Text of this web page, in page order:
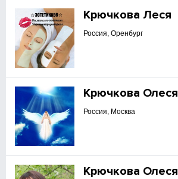
Крючкова Леся
Россия, Оренбург
Крючкова Олеся
Россия, Москва
Крючкова Олеся